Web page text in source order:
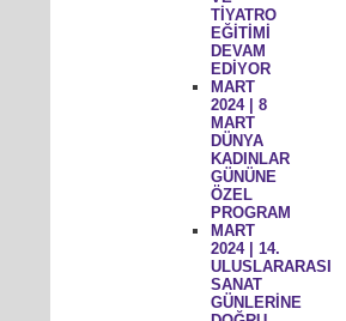
TİYATRO
EĞİTİMİ
DEVAM
EDİYOR
MART
2024 | 8
MART
DÜNYA
KADINLAR
GÜNÜNE
ÖZEL
PROGRAM
MART
2024 | 14.
ULUSLARARASI
SANAT
GÜNLERİNE